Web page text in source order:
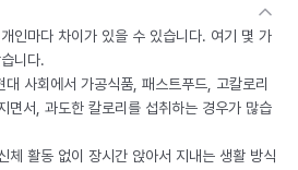
인마다 차이가 있을 수 있습니다. 여기 몇 가
니다.
사회에서 가공식품, 패스트푸드, 고칼로리
면서, 과도한 칼로리를 섭취하는 경우가 많습
체 활동 없이 장시간 앉아서 지내는 생활 방식